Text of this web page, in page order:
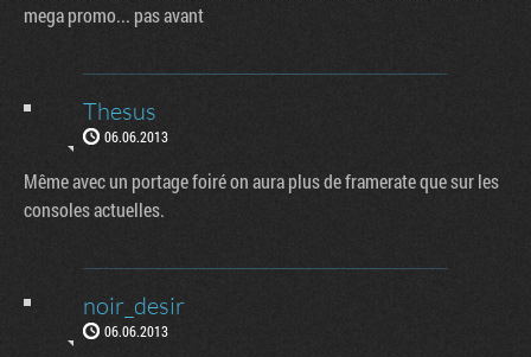
mega promo... pas avant
Thesus
06.06.2013
Même avec un portage foiré on aura plus de framerate que sur les
consoles actuelles.
noir_desir
06.06.2013